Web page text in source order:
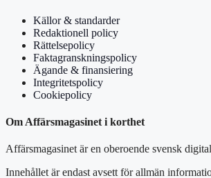
Källor & standarder
Redaktionell policy
Rättelsepolicy
Faktagranskningspolicy
Ägande & finansiering
Integritetspolicy
Cookiepolicy
Om Affärsmagasinet i korthet
Affärsmagasinet är en oberoende svensk
Innehållet är endast avsett för allmän